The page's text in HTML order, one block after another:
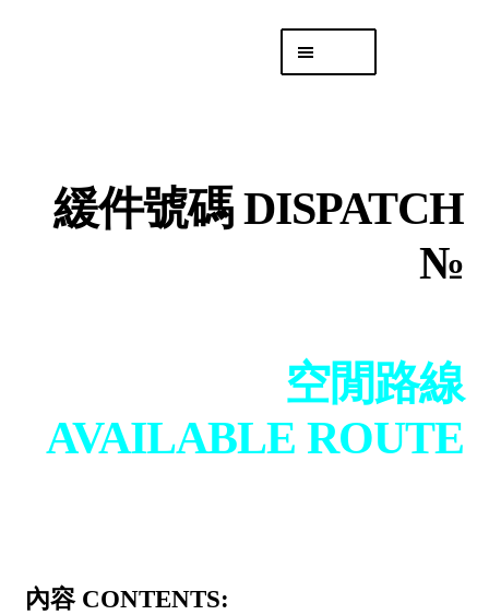
「後勤 LIKE LOGISTICS」
緩件號碼 DISPATCH
№
空閒路線
AVAILABLE ROUTE
內容 CONTENTS: